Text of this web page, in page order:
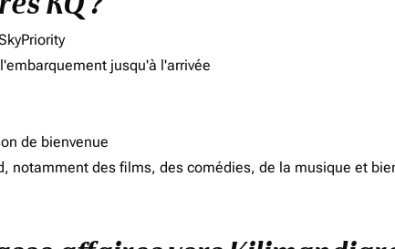
jusqu'à l'arrivée
de bienvenue
notamment des films, des comédies, de la musique et